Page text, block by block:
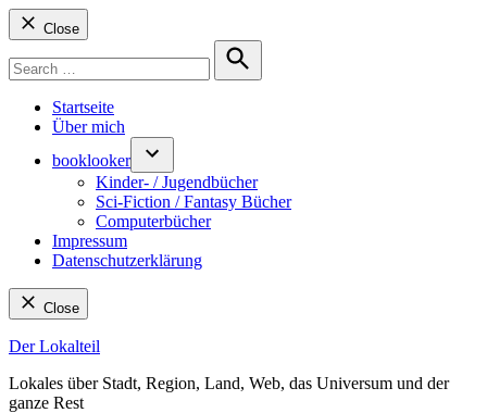
Close
for:
Search
Startseite
Über mich
booklooker
Kinder- / Jugendbücher
Sci-Fiction / Fantasy Bücher
Computerbücher
Impressum
Datenschutzerklärung
Close
Skip
content
Der Lokalteil
Lokales über Stadt, Region, Land, Web, das Universum und der
ganze Rest